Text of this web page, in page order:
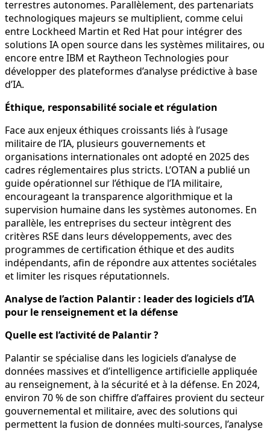
terrestres autonomes. Parallèlement, des partenariats
technologiques majeurs se multiplient, comme celui
entre Lockheed Martin et Red Hat pour intégrer des
solutions IA open source dans les systèmes militaires, ou
encore entre IBM et Raytheon Technologies pour
développer des plateformes d’analyse prédictive à base
d’IA.
Éthique, responsabilité sociale et régulation
Face aux enjeux éthiques croissants liés à l’usage
militaire de l’IA, plusieurs gouvernements et
organisations internationales ont adopté en 2025 des
cadres réglementaires plus stricts. L’OTAN a publié un
guide opérationnel sur l’éthique de l’IA militaire,
encourageant la transparence algorithmique et la
supervision humaine dans les systèmes autonomes. En
parallèle, les entreprises du secteur intègrent des
critères RSE dans leurs développements, avec des
programmes de certification éthique et des audits
indépendants, afin de répondre aux attentes sociétales
et limiter les risques réputationnels.
Analyse de l’action Palantir : leader des logiciels d’IA
pour le renseignement et la défense
Quelle est l’activité de Palantir ?
Palantir se spécialise dans les logiciels d’analyse de
données massives et d’intelligence artificielle appliquée
au renseignement, à la sécurité et à la défense. En 2024,
environ 70 % de son chiffre d’affaires provient du secteur
gouvernemental et militaire, avec des solutions qui
permettent la fusion de données multi-sources, l’analyse